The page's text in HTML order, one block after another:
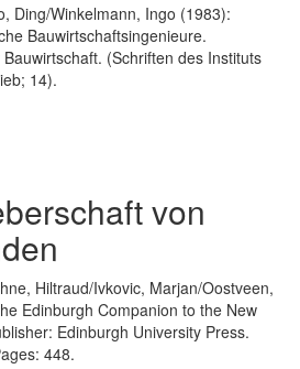
Ding/Winkelmann, Ingo (1983):
Bauwirtschaftsingenieure.
(Schriften des Instituts
14).
von
Hiltraud/Ivkovic, Marjan/Oostveen,
Edinburgh Companion to the New
Edinburgh University Press.
448.